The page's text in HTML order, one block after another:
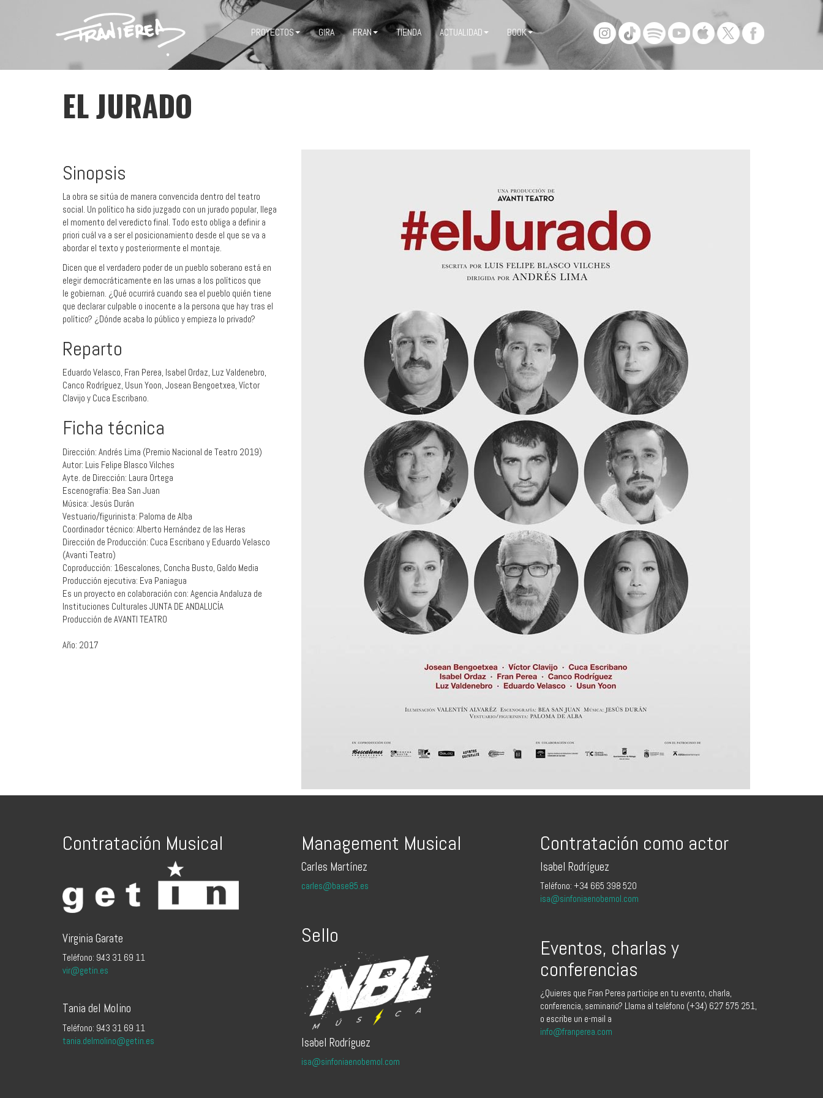
PROYECTOS GIRA FRAN TIENDA ACTUALIDAD BOOK
EL JURADO
Sinopsis
La obra se sitúa de manera convencida dentro del teatro
social. Un político ha sido juzgado con un jurado popular, llega
el momento del veredicto final. Todo esto obliga a definir a
priori cuál va a ser el posicionamiento desde el que se va a
abordar el texto y posteriormente el montaje.
Dicen que el verdadero poder de un pueblo soberano está en
elegir democráticamente en las urnas a los políticos que
le gobiernan. ¿Qué ocurrirá cuando sea el pueblo quién tiene
que declarar culpable o inocente a la persona que hay tras el
político? ¿Dónde acaba lo público y empieza lo privado?
Reparto
Eduardo Velasco, Fran Perea, Isabel Ordaz, Luz Valdenebro,
Canco Rodríguez, Usun Yoon, Josean Bengoetxea, Víctor
Clavijo y Cuca Escribano.
Ficha técnica
Dirección: Andrés Lima (Premio Nacional de Teatro 2019)
Autor: Luis Felipe Blasco Vilches
Ayte. de Dirección: Laura Ortega
Escenografía: Bea San Juan
Música: Jesús Durán
Vestuario/figurinista: Paloma de Alba
Coordinador técnico: Alberto Hernández de las Heras
Dirección de Producción: Cuca Escribano y Eduardo Velasco
(Avanti Teatro)
Coproducción: 16escalones, Concha Busto, Galdo Media
Producción ejecutiva: Eva Paniagua
Es un proyecto en colaboración con: Agencia Andaluza de
Instituciones Culturales JUNTA DE ANDALUCÍA
Producción de AVANTI TEATRO
Año: 2017
Contratación Musical
Virginia Garate
Teléfono: 943 31 69 11
vir@getin.es
Tania del Molino
Teléfono: 943 31 69 11
tania.delmolino@getin.es
Management Musical
Carles Martínez
carles@base85.es
Sello
Isabel Rodríguez
isa@sinfoniaenobemol.com
Contratación como actor
Isabel Rodríguez
Teléfono: +34 665 398 520
isa@sinfoniaenobemol.com
Eventos, charlas y
conferencias
¿Quieres que Fran Perea participe en tu evento, charla,
conferencia, seminario? Llama al teléfono (+34) 627 575 251,
o escribe un e-mail a
info@franperea.com